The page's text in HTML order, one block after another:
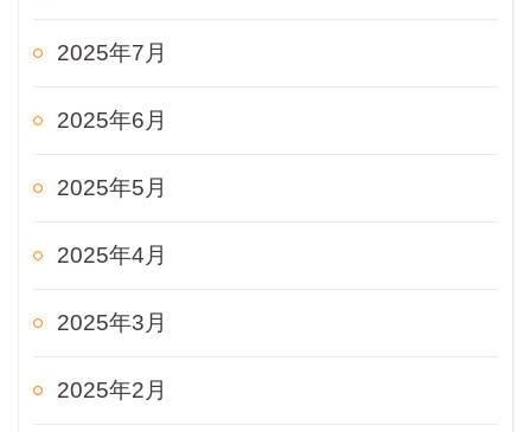
2025年7月
2025年6月
2025年5月
2025年4月
2025年3月
2025年2月